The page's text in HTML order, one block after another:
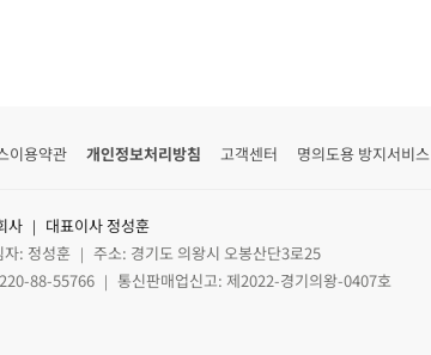
이용약관 개인정보처리방침 고객센터 명의도용 방지서비스
사 ｜ 대표이사 정성훈
: 정성훈 ｜ 주소: 경기도 의왕시 오봉산단3로25
88-55766 ｜ 통신판매업신고: 제2022-경기의왕-0407호